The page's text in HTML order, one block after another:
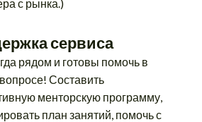
с рынка.)
сервиса
рядом и готовы помочь в
Составить
менторскую программу,
план занятий, помочь с